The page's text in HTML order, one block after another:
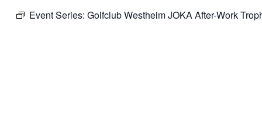
Event Series: Golfclub Westheim JOKA After-Work